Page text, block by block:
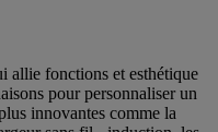
allie fonctions et esthétique
pour personnaliser un
innovantes comme la